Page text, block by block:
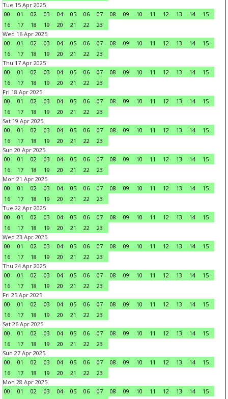
Tue 15 Apr 2025
00
01 02 03 04 05 06 07 08 09 10 11 12 13 14
15
16
17 18 19 20 21 22
23
Wed 16 Apr 2025
00
01 02 03 04 05 06 07 08 09 10 11 12 13 14
15
16
17 18 19 20 21 22
23
Thu 17 Apr 2025
00
01 02 03 04 05 06 07 08 09 10 11 12 13 14
15
16
17 18 19 20 21 22
23
Fri 18 Apr 2025
00
01 02 03 04 05 06 07 08 09 10 11 12 13 14
15
16
17 18 19 20 21 22
23
Sat 19 Apr 2025
00
01 02 03 04 05 06 07 08 09 10 11 12 13 14
15
16
17 18 19 20 21 22
23
Sun 20 Apr 2025
00
01 02 03 04 05 06 07 08 09 10 11 12 13 14
15
16
17 18 19 20 21 22
23
Mon 21 Apr 2025
00
01 02 03 04 05 06 07 08 09 10 11 12 13 14
15
16
17 18 19 20 21 22
23
Tue 22 Apr 2025
00
01 02 03 04 05 06 07 08 09 10 11 12 13 14
15
16
17 18 19 20 21 22
23
Wed 23 Apr 2025
00
01 02 03 04 05 06 07 08 09 10 11 12 13 14
15
16
17 18 19 20 21 22
23
Thu 24 Apr 2025
00
01 02 03 04 05 06 07 08 09 10 11 12 13 14
15
16
17 18 19 20 21 22
23
Fri 25 Apr 2025
00
01 02 03 04 05 06 07 08 09 10 11 12 13 14
15
16
17 18 19 20 21 22
23
Sat 26 Apr 2025
00
01 02 03 04 05 06 07 08 09 10 11 12 13 14
15
16
17 18 19 20 21 22
23
Sun 27 Apr 2025
00
01 02 03 04 05 06 07 08 09 10 11 12 13 14
15
16
17 18 19 20 21 22
23
Mon 28 Apr 2025
00
01 02 03 04 05 06 07 08 09 10 11 12 13 14
15